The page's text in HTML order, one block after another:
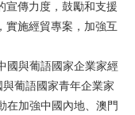
宣傳力度，鼓勵和支援
實施經貿專案，加強互
國與葡語國家企業家經
葡語國家青年企業家
在加強中國內地、澳門